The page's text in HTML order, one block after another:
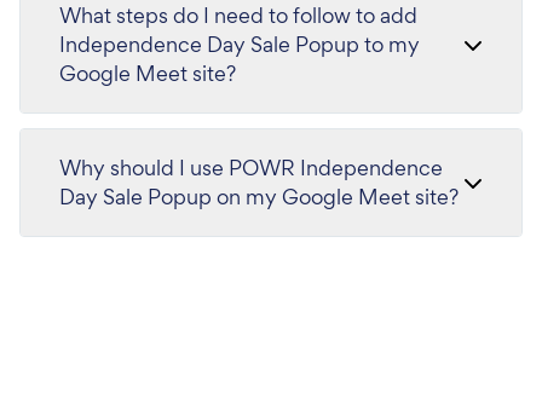
What steps do I need to follow to add
Independence Day Sale Popup to my
Google Meet site?
Why should I use POWR Independence
Day Sale Popup on my Google Meet site?